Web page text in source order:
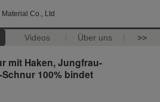
Co., Ltd
Videos Über uns >>
mit Haken, Jungfrau-
100% bindet